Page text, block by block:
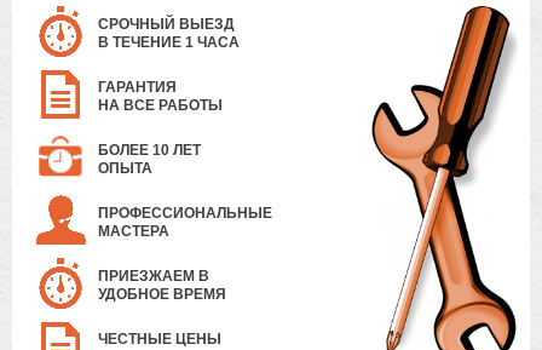
СРОЧНЫЙ ВЫЕЗД
В ТЕЧЕНИЕ 1 ЧАСА
ГАРАНТИЯ
НА ВСЕ РАБОТЫ
БОЛЕЕ 10 ЛЕТ
ОПЫТА
ПРОФЕССИОНАЛЬНЫЕ
МАСТЕРА
ПРИЕЗЖАЕМ В
УДОБНОЕ ВРЕМЯ
ЧЕСТНЫЕ ЦЕНЫ